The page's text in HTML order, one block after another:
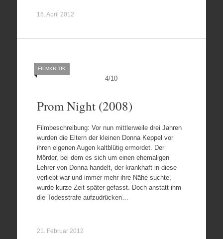
16. April 2012
4/10
FILMKRITIK
Prom Night (2008)
Filmbeschreibung: Vor nun mittlerweile drei Jahren
wurden die Eltern der kleinen Donna Keppel vor
ihren eigenen Augen kaltblütig ermordet. Der
Mörder, bei dem es sich um einen ehemaligen
Lehrer von Donna handelt, der krankhaft in diese
verliebt war und immer mehr ihre Nähe suchte,
wurde kurze Zeit später gefasst. Doch anstatt ihm
die Todesstrafe aufzudrücken…
21. Februar 2012